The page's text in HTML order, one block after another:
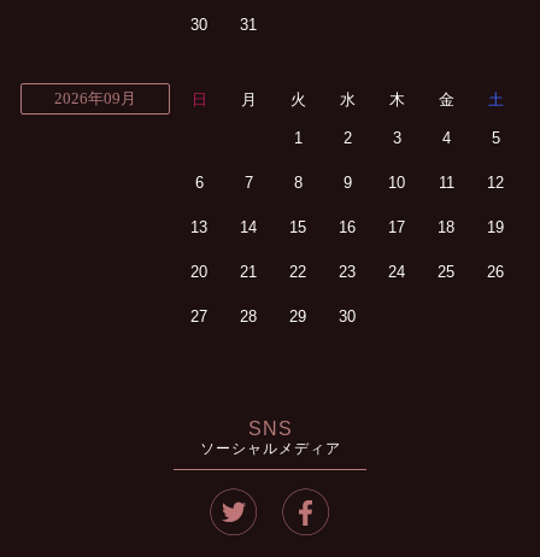
30 31
2026年09月 日 月 火 水 木 金 土
1 2 3 4 5
6 7 8 9 10 11 12
13 14 15 16 17 18 19
20 21 22 23 24 25 26
27 28 29 30
SNS
ソーシャルメディア